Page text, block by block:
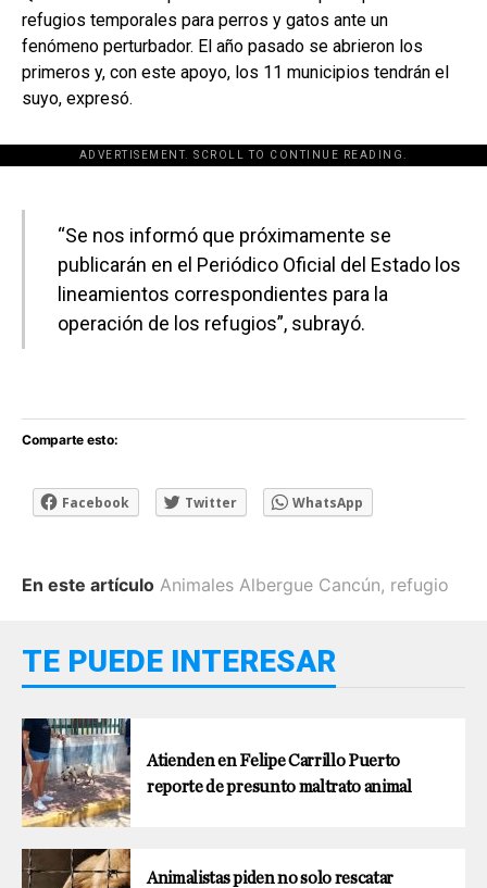
refugios temporales para perros y gatos ante un
fenómeno perturbador. El año pasado se abrieron los
primeros y, con este apoyo, los 11 municipios tendrán el
suyo, expresó.
ADVERTISEMENT. SCROLL TO CONTINUE READING.
[adsforwp id="243463"]
“Se nos informó que próximamente se
publicarán en el Periódico Oficial del Estado los
lineamientos correspondientes para la
operación de los refugios”, subrayó.
Comparte esto:
Facebook Twitter WhatsApp
En este artículo Animales Albergue Cancún, refugio
TE PUEDE INTERESAR
Atienden en Felipe Carrillo Puerto
reporte de presunto maltrato animal
Animalistas piden no solo rescatar